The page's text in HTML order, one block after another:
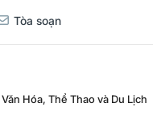
Tòa soạn
Hóa, Thể Thao và Du Lịch